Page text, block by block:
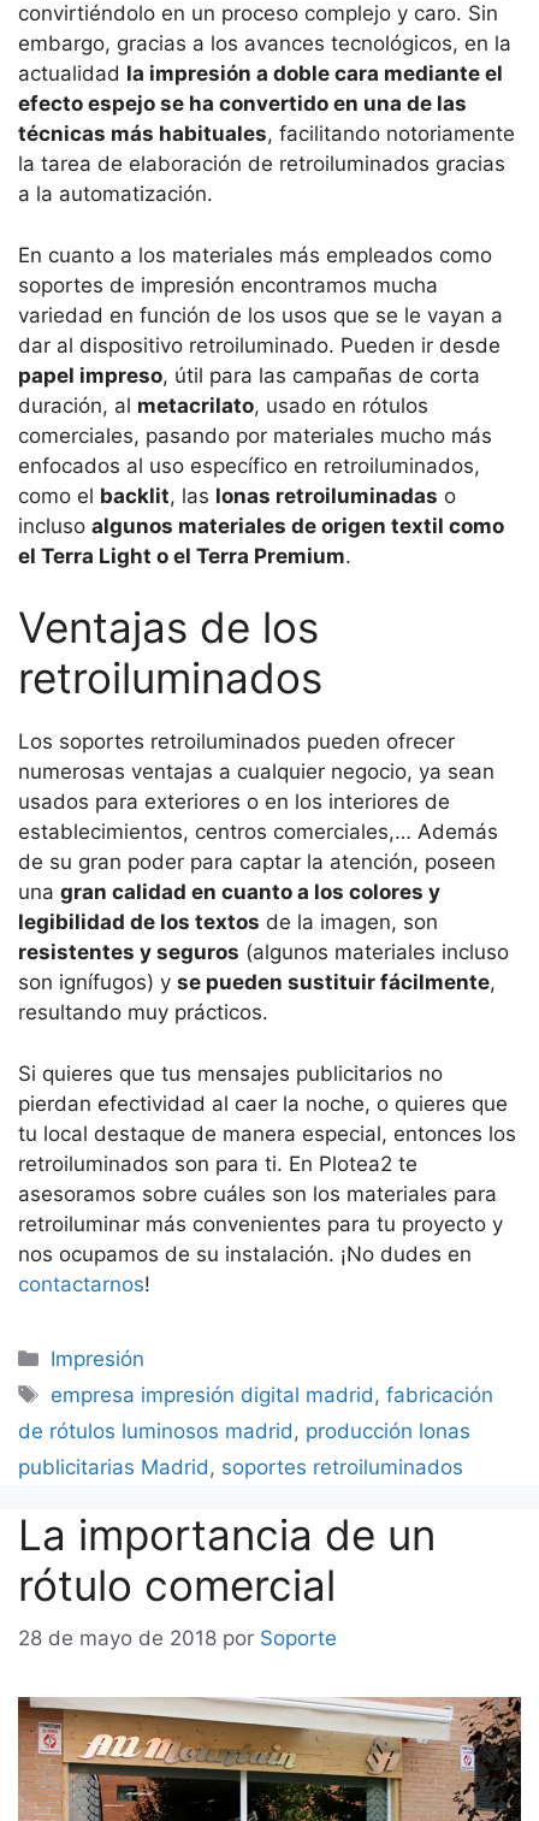
convirtiéndolo en un proceso complejo y caro. Sin
embargo, gracias a los avances tecnológicos, en la
actualidad la impresión a doble cara mediante el
efecto espejo se ha convertido en una de las
técnicas más habituales, facilitando notoriamente
la tarea de elaboración de retroiluminados gracias
a la automatización.
En cuanto a los materiales más empleados como
soportes de impresión encontramos mucha
variedad en función de los usos que se le vayan a
dar al dispositivo retroiluminado. Pueden ir desde
papel impreso, útil para las campañas de corta
duración, al metacrilato, usado en rótulos
comerciales, pasando por materiales mucho más
enfocados al uso específico en retroiluminados,
como el backlit, las lonas retroiluminadas o
incluso algunos materiales de origen textil como
el Terra Light o el Terra Premium.
Ventajas de los
retroiluminados
Los soportes retroiluminados pueden ofrecer
numerosas ventajas a cualquier negocio, ya sean
usados para exteriores o en los interiores de
establecimientos, centros comerciales,… Además
de su gran poder para captar la atención, poseen
una gran calidad en cuanto a los colores y
legibilidad de los textos de la imagen, son
resistentes y seguros (algunos materiales incluso
son ignífugos) y se pueden sustituir fácilmente,
resultando muy prácticos.
Si quieres que tus mensajes publicitarios no
pierdan efectividad al caer la noche, o quieres que
tu local destaque de manera especial, entonces los
retroiluminados son para ti. En Plotea2 te
asesoramos sobre cuáles son los materiales para
retroiluminar más convenientes para tu proyecto y
nos ocupamos de su instalación. ¡No dudes en
contactarnos!
Categorías
Impresión
Etiquetas
empresa impresión digital madrid ,fabricación
de rótulos luminosos madrid , producción lonas
publicitarias Madrid , soportes retroiluminados
La importancia de un
rótulo comercial
28 de mayo de 2018 por Soporte